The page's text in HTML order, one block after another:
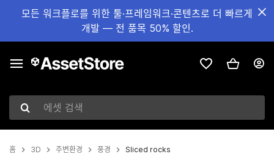
모든 워크플로를 위한 툴·프레임워크·콘텐츠로 더 빠르게
개발 — 전 품목 50% 할인.
에셋 검색
홈 3D 주변환경 풍경 Sliced rocks